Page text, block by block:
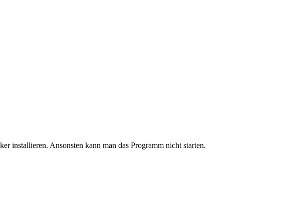
installieren. Ansonsten kann man das Programm nicht starten.